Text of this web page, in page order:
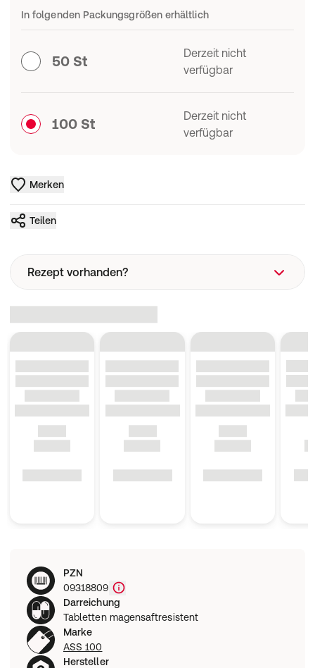
In folgenden Packungsgrößen erhältlich
50 St
Derzeit nicht
verfügbar
100 St
Derzeit nicht
verfügbar
Merken
Teilen
Rezept vorhanden?
Rezeptart
PZN
09318809
Darreichung
Tabletten magensaftresistent
Marke
ASS 100
Hersteller